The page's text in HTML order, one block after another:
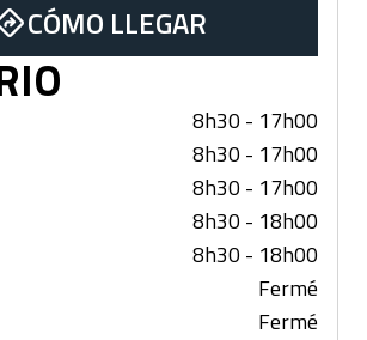
CÓMO LLEGAR
8h30 - 17h00
8h30 - 17h00
8h30 - 17h00
8h30 - 18h00
8h30 - 18h00
Fermé
Fermé